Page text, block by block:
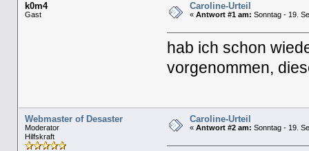
k0m4
Gast
Caroline-Urteil
« Antwort #1 am: Sonntag - 19.
hab ich schon
vorgenommen,
Webmaster of Desaster
Moderator
Hilfskraft
Caroline-Urteil
« Antwort #2 am: Sonntag - 19.